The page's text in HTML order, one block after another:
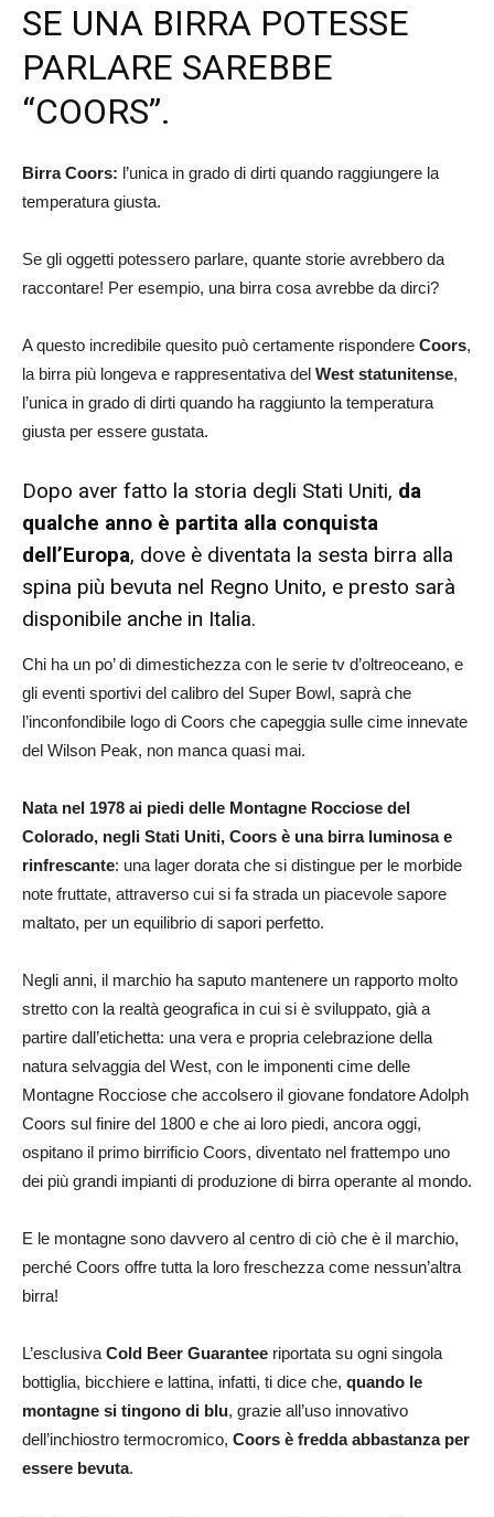
SE UNA BIRRA POTESSE
PARLARE SAREBBE
“COORS”.
Birra Coors: l’unica in grado di dirti quando raggiungere la
temperatura giusta.
Se gli oggetti potessero parlare, quante storie avrebbero da
raccontare! Per esempio, una birra cosa avrebbe da dirci?
A questo incredibile quesito può certamente rispondere Coors,
la birra più longeva e rappresentativa del West statunitense,
l’unica in grado di dirti quando ha raggiunto la temperatura
giusta per essere gustata.
Dopo aver fatto la storia degli Stati Uniti, da
qualche anno è partita alla conquista
dell’Europa, dove è diventata la sesta birra alla
spina più bevuta nel Regno Unito, e presto sarà
disponibile anche in Italia.
Chi ha un po’ di dimestichezza con le serie tv d’oltreoceano, e
gli eventi sportivi del calibro del Super Bowl, saprà che
l’inconfondibile logo di Coors che capeggia sulle cime innevate
del Wilson Peak, non manca quasi mai.
Nata nel 1978 ai piedi delle Montagne Rocciose del
Colorado, negli Stati Uniti, Coors è una birra luminosa e
rinfrescante: una lager dorata che si distingue per le morbide
note fruttate, attraverso cui si fa strada un piacevole sapore
maltato, per un equilibrio di sapori perfetto.
Negli anni, il marchio ha saputo mantenere un rapporto molto
stretto con la realtà geografica in cui si è sviluppato, già a
partire dall’etichetta: una vera e propria celebrazione della
natura selvaggia del West, con le imponenti cime delle
Montagne Rocciose che accolsero il giovane fondatore Adolph
Coors sul finire del 1800 e che ai loro piedi, ancora oggi,
ospitano il primo birrificio Coors, diventato nel frattempo uno
dei più grandi impianti di produzione di birra operante al mondo.
E le montagne sono davvero al centro di ciò che è il marchio,
perché Coors offre tutta la loro freschezza come nessun’altra
birra!
L’esclusiva Cold Beer Guarantee riportata su ogni singola
bottiglia, bicchiere e lattina, infatti, ti dice che, quando le
montagne si tingono di blu, grazie all’uso innovativo
dell’inchiostro termocromico, Coors è fredda abbastanza per
essere bevuta.